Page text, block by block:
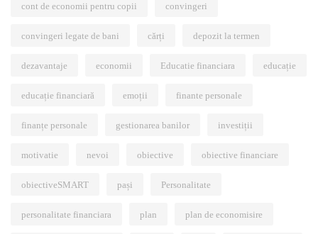
cont de economii pentru copii convingeri
convingeri legate de bani cărți depozit la termen
dezavantaje economii Educatie financiara educație
educație financiară emoții finante personale
finanțe personale gestionarea banilor investiții
motivatie nevoi obiective obiective financiare
obiectiveSMART pași Personalitate
personalitate financiara plan plan de economisire